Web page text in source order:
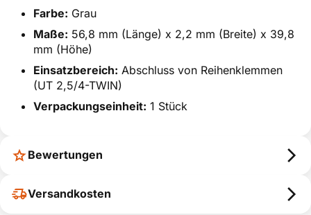
Farbe: Grau
Maße: 56,8 mm (Länge) x 2,2 mm (Breite) x 39,8
mm (Höhe)
Einsatzbereich: Abschluss von Reihenklemmen
(UT 2,5/4-TWIN)
Verpackungseinheit: 1 Stück
Bewertungen
Versandkosten